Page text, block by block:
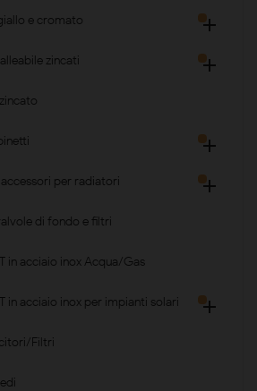
e cromato 
zincati 

per radiatori 
di fondo e filtri
in acciaio inox Acqua/Gas
in acciaio inox per impianti solari 
Filtri